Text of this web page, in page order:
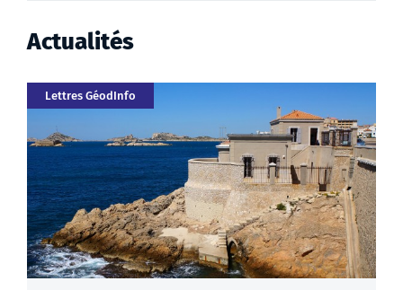
Actualités
Catégorie
Lettres GéodInfo